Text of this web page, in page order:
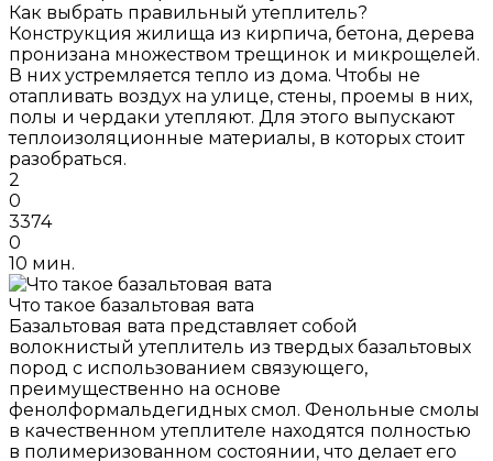
Как выбрать правильный утеплитель?
Конструкция жилища из кирпича, бетона, дерева
пронизана множеством трещинок и микрощелей.
В них устремляется тепло из дома. Чтобы не
отапливать воздух на улице, стены, проемы в них,
полы и чердаки утепляют. Для этого выпускают
теплоизоляционные материалы, в которых стоит
разобраться.
2
0
3374
0
10 мин.
Что такое базальтовая вата
Базальтовая вата представляет собой
волокнистый утеплитель из твердых базальтовых
пород с использованием связующего,
преимущественно на основе
фенолформальдегидных смол. Фенольные смолы
в качественном утеплителе находятся полностью
в полимеризованном состоянии, что делает его